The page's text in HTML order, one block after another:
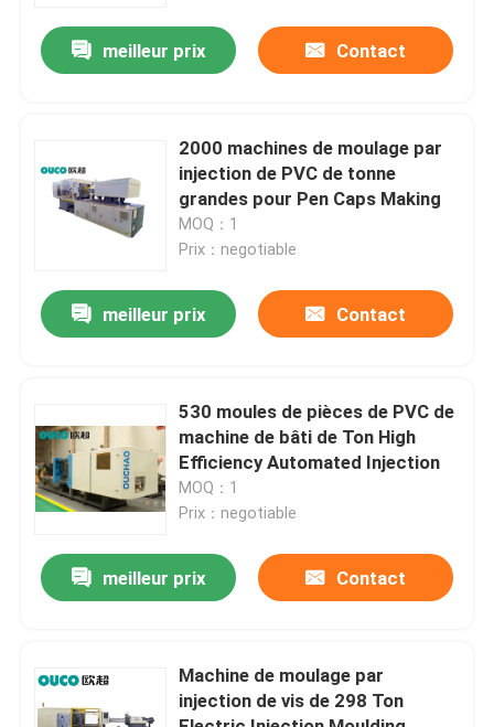
Au sujet de nous
Visite d'usine
Contactez-nous
Demandez une citation
Machine de moulage par injection de seau
Machine automatique de moulage par injection
meilleur prix Contact
2000 machines de moulage par
injection de PVC de tonne
grandes pour Pen Caps Making
MOQ：1
Prix：negotiable
meilleur prix Contact
530 moules de pièces de PVC de
machine de bâti de Ton High
Efficiency Automated Injection
MOQ：1
Prix：negotiable
meilleur prix Contact
Machine de moulage par
injection de vis de 298 Ton